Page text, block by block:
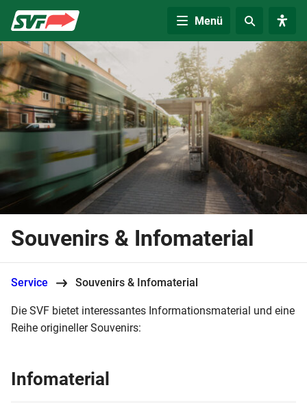
Zur Startseite Menü
Souvenirs & Infomaterial
Service Souvenirs & Infomaterial
Die SVF bietet interessantes Informationsmaterial und eine
Reihe origineller Souvenirs:
Infomaterial